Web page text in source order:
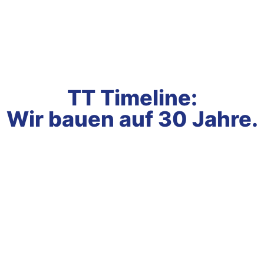
TT Timeline:
Wir bauen auf 30 Jahre.